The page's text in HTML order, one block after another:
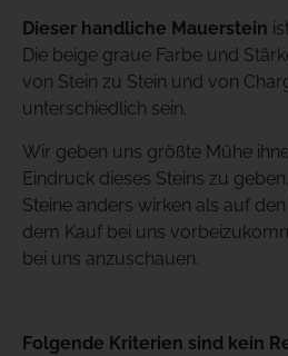
Dieser handliche Mauerstein
Die beige graue Farbe und
von Stein zu Stein und von
unterschiedlich sein.
Wir geben uns größte Mühe
Eindruck dieses Steins zu
Steine anders wirken als auf
dem Kauf bei uns
bei uns anzuschauen.
Folgende Kriterien sind kein